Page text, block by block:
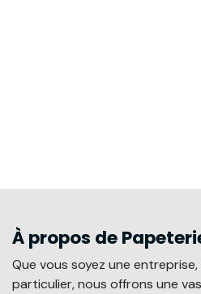
À propos de
Que vous soyez une
particulier, nous offrons une